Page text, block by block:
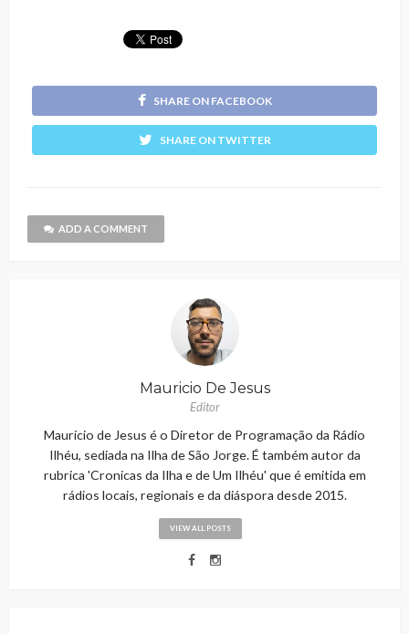
SHARE ON FACEBOOK
SHARE ON TWITTER
ADD A COMMENT
Mauricio De Jesus
Editor
Maurício de Jesus é o Diretor de Programação da Rádio
Ilhéu, sediada na Ilha de São Jorge. É também autor da
rubrica 'Cronicas da Ilha e de Um Ilhéu' que é emitida em
rádios locais, regionais e da diáspora desde 2015.
VIEW ALL POSTS